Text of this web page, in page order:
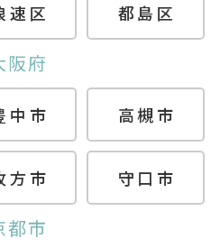
速区 都島区
阪府
中市 高槻市
方市 守口市
都市